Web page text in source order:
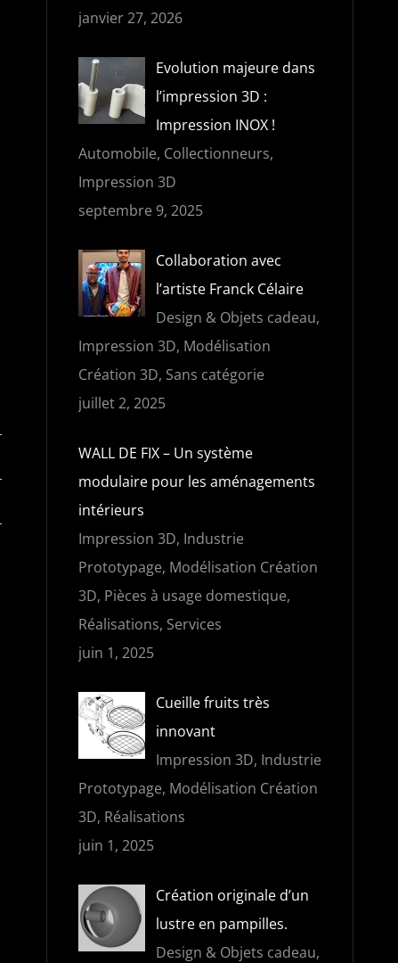
janvier 27, 2026
Evolution majeure dans
l’impression 3D :
Impression INOX !
Automobile, Collectionneurs,
Impression 3D
septembre 9, 2025
Collaboration avec
l’artiste Franck Célaire
Design & Objets cadeau,
Impression 3D, Modélisation
Création 3D, Sans catégorie
juillet 2, 2025
WALL DE FIX – Un système
modulaire pour les aménagements
intérieurs
Impression 3D, Industrie
Prototypage, Modélisation Création
3D, Pièces à usage domestique,
Réalisations, Services
juin 1, 2025
Cueille fruits très
innovant
Impression 3D, Industrie
Prototypage, Modélisation Création
3D, Réalisations
juin 1, 2025
Création originale d’un
lustre en pampilles.
Design & Objets cadeau,